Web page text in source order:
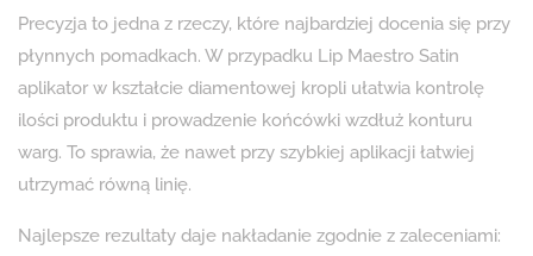
Precyzja to jedna z rzeczy, które najbardziej docenia się przy
płynnych pomadkach. W przypadku Lip Maestro Satin
aplikator w kształcie diamentowej kropli ułatwia kontrolę
ilości produktu i prowadzenie końcówki wzdłuż konturu
warg. To sprawia, że nawet przy szybkiej aplikacji łatwiej
utrzymać równą linię.
Najlepsze rezultaty daje nakładanie zgodnie z zaleceniami: